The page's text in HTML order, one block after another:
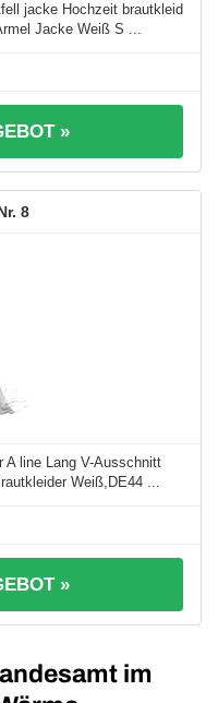
jacke Hochzeit brautkleid
Jacke Weiß S ...
»
8
line Lang V-Ausschnitt
Weiß,DE44 ...
»
im